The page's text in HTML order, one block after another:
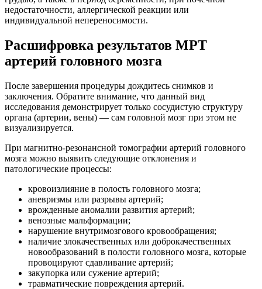
недостаточности, аллергической реакции или
индивидуальной непереносимости.
Расшифровка результатов МРТ
артерий головного мозга
После завершения процедуры дождитесь снимков и
заключения. Обратите внимание, что данный вид
исследования демонстрирует только сосудистую структуру
органа (артерии, вены) — сам головной мозг при этом не
визуализируется.
При магнитно-резонансной томографии артерий головного
мозга можно выявить следующие отклонения и
патологические процессы:
кровоизлияние в полость головного мозга;
аневризмы или разрывы артерий;
врожденные аномалии развития артерий;
венозные мальформации;
нарушение внутримозгового кровообращения;
наличие злокачественных или доброкачественных
новообразований в полости головного мозга, которые
провоцируют сдавливание артерий;
закупорка или сужение артерий;
травматические повреждения артерий.